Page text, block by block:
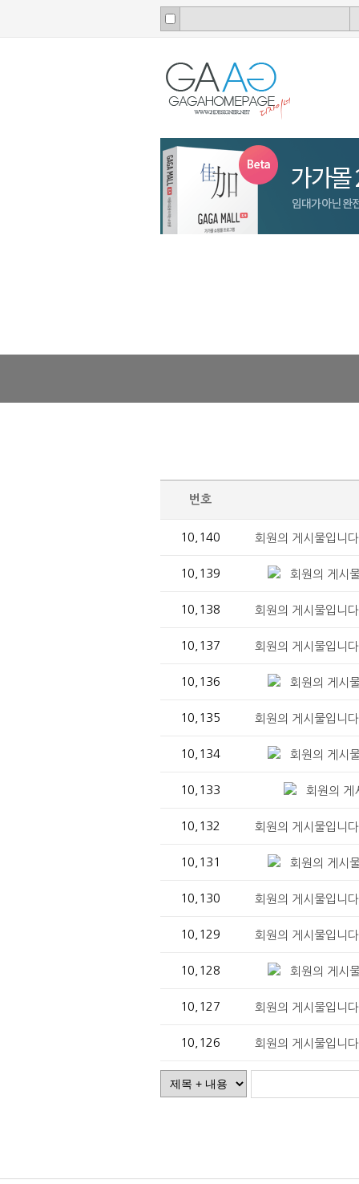
번호
10,140 회원의 게시물입니
10,139 회원의 게시
10,138 회원의 게시물입니
10,137 회원의 게시물입니
10,136 회원의 게시
10,135 회원의 게시물입니
10,134 회원의 게시
10,133 회원의 게
10,132 회원의 게시물입니
10,131 회원의 게시
10,130 회원의 게시물입니
10,129 회원의 게시물입니
10,128 회원의 게시
10,127 회원의 게시물입니
10,126 회원의 게시물입니